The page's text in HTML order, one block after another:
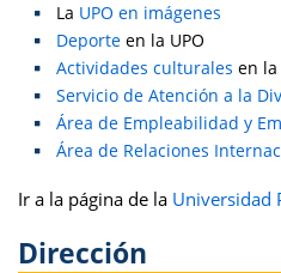
La UPO en imágenes
Deporte en la UPO
Actividades culturales en la
Servicio de Atención a la
Área de Empleabilidad y
Área de Relaciones
Ir a la página de la Universidad
Dirección